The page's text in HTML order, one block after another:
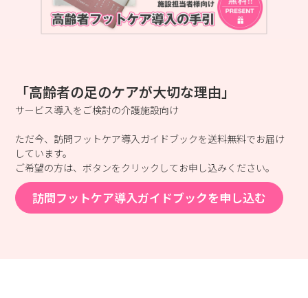
「高齢者の足のケアが大切な理由」
サービス導入をご検討の介護施設向け
ただ今、訪問フットケア導入ガイドブックを送料無料でお届け
しています。
ご希望の方は、ボタンをクリックしてお申し込みください。
訪問フットケア導入ガイドブックを申し込む